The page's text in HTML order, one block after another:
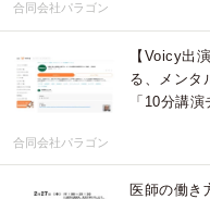
合同会社パラゴン
【Voicy出
る、メンタ
「10分講
合同会社パラゴン
医師の働き